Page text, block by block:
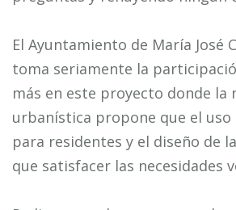
El Ayuntamiento de María José
toma seriamente la
más en este proyecto donde la
urbanística propone que el uso
para residentes y el diseño de
que satisfacer las necesidades